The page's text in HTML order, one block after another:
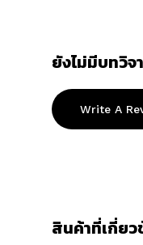
ยังไม่มีบทวิ
Write A
สินค้าที่เกี่ยว